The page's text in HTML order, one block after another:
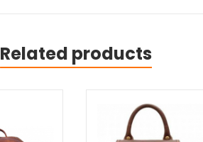
Related products